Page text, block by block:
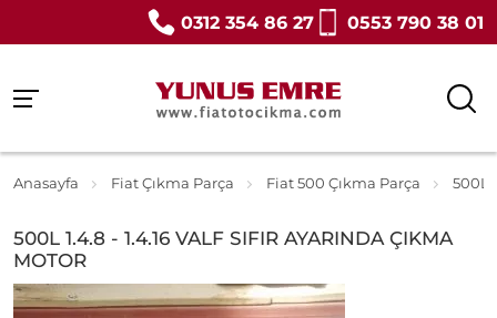
0312 354 86 27 0553 790 38 01
Anasayfa Fiat Çıkma Parça Fiat 500 Çıkma Parça 500L
500L 1.4.8 - 1.4.16 VALF SIFIR AYARINDA ÇIKMA
MOTOR